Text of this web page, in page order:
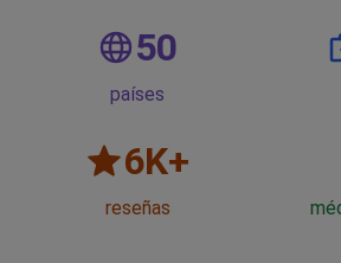
50
países
6K+
reseñas